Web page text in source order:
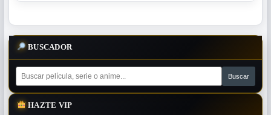
BUSCADOR
HAZTE VIP